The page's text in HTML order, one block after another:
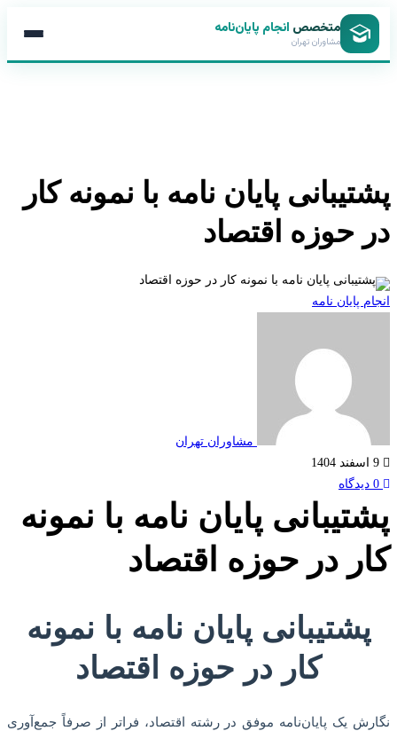
متخصصانجام پایان‌نامه
مشاوران تهران
پایان نامه با نمونه کار
حوزه اقتصاد
پایان نامه
مشاوران تهران
پایان نامه با نمونه
در حوزه اقتصاد
پایان نامه با نمونه
کار در حوزه اقتصاد
یک پایان‌نامه موفق در رشته اقتصاد، فراتر از صرفاً جمع‌آوری